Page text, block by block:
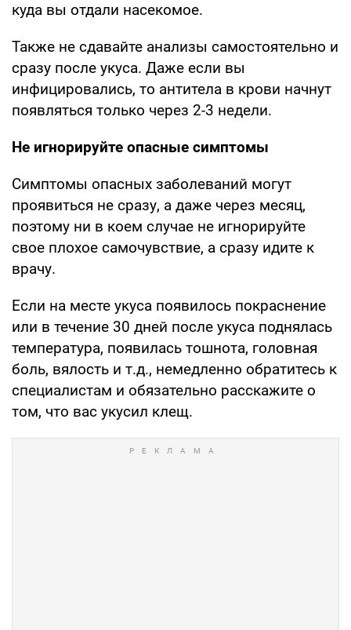
куда вы отдали насекомое.
Также не сдавайте анализы самостоятельно и
сразу после укуса. Даже если вы
инфицировались, то антитела в крови начнут
появляться только через 2-3 недели.
Не игнорируйте опасные симптомы
Симптомы опасных заболеваний могут
проявиться не сразу, а даже через месяц,
поэтому ни в коем случае не игнорируйте
свое плохое самочувствие, а сразу идите к
врачу.
Если на месте укуса появилось покраснение
или в течение 30 дней после укуса поднялась
температура, появилась тошнота, головная
боль, вялость и т.д., немедленно обратитесь к
специалистам и обязательно расскажите о
том, что вас укусил клещ.